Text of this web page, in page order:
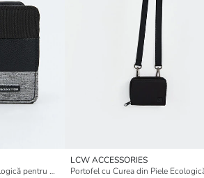
Portofel Basic din Piele Ecologică pentru Bărbați
LCW ACCESSORIES